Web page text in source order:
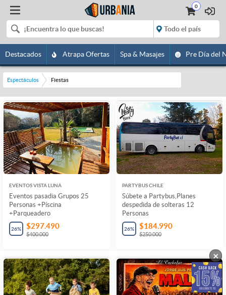
0
Destacados Atrapa Ofertas Spa & Masajes Pre Día del
Espectáculos Fiestas
EVENTOS VISTA LUNA
Eventos pasadia Grupos 25
Personas +Píscina
+Parqueadero
26% $297.490
$400.000
PARTYBUS CHILE
Súbete a Partybus,Planes
despedida de solteras 12
Personas
26% $184.990
$250.000
×